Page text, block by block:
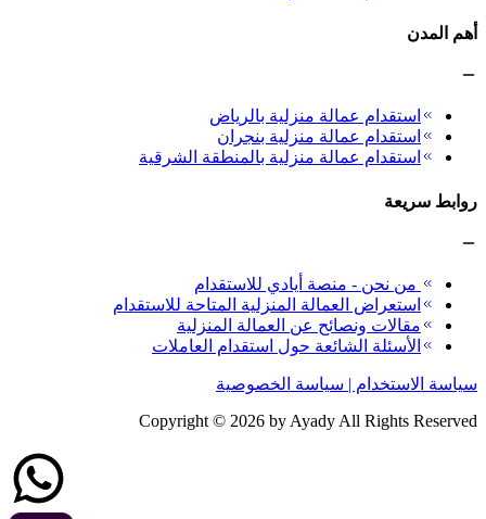
أهم المدن
استقدام عمالة منزلية بالرياض
استقدام عمالة منزلية بنجران
استقدام عمالة منزلية بالمنطقة الشرقية
روابط سريعة
من نحن - منصة أيادي للاستقدام
استعراض العمالة المنزلية المتاحة للاستقدام
مقالات ونصائح عن العمالة المنزلية
الأسئلة الشائعة حول استقدام العاملات
سياسة الاستخدام | سياسة الخصوصية
Copyright © 2026 by Ayady All Rights Reserved